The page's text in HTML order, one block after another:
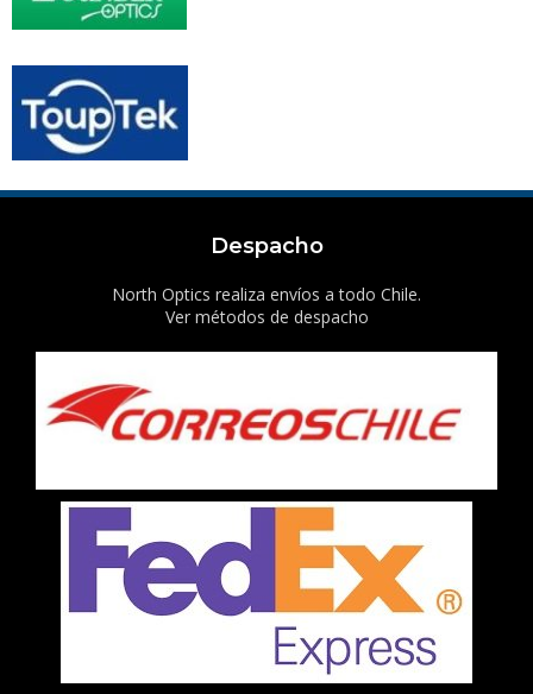
Despacho
North Optics realiza envíos a todo Chile.
Ver métodos de despacho